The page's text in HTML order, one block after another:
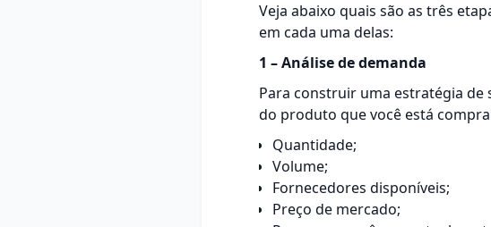
Veja abaixo quais são as três
em cada uma delas:
1 – Análise de demanda
Para construir uma estratégia
do produto que você está
Quantidade;
Volume;
Fornecedores disponíveis;
Preço de mercado;